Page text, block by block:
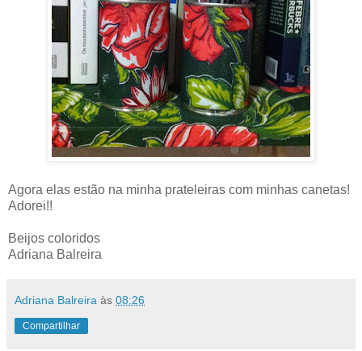
Agora elas estão na minha prateleiras com minhas canetas!
Adorei!!
Beijos coloridos
Adriana Balreira
Adriana Balreira às 08:26
Compartilhar